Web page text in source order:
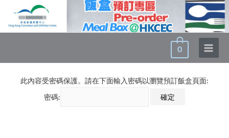
0
此內容受密碼保護。請在下面輸入密碼以瀏覽預訂飯盒頁面:
密碼: